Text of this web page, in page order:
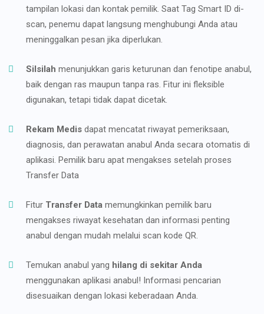
tampilan lokasi dan kontak pemilik. Saat Tag Smart ID di-
scan, penemu dapat langsung menghubungi Anda atau
meninggalkan pesan jika diperlukan.
Silsilah menunjukkan garis keturunan dan fenotipe anabul,
baik dengan ras maupun tanpa ras. Fitur ini fleksible
digunakan, tetapi tidak dapat dicetak.
Rekam Medis dapat mencatat riwayat pemeriksaan,
diagnosis, dan perawatan anabul Anda secara otomatis di
aplikasi. Pemilik baru apat mengakses setelah proses
Transfer Data
Fitur Transfer Data memungkinkan pemilik baru
mengakses riwayat kesehatan dan informasi penting
anabul dengan mudah melalui scan kode QR.
Temukan anabul yang hilang di sekitar Anda
menggunakan aplikasi anabul! Informasi pencarian
disesuaikan dengan lokasi keberadaan Anda.